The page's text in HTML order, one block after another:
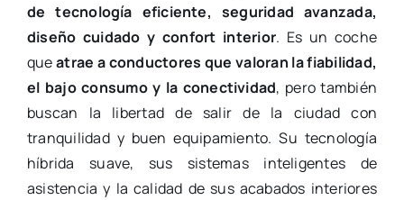
de tecnología eficiente, seguridad avanzada,
diseño cuidado y confort interior. Es un coche
queatrae a conductores que valoran la fiabilidad,
el bajo consumo y la conectividad, pero también
buscan la libertad de salir de la ciudad con
tranquilidad y buen equipamiento. Su tecnología
híbrida suave, sus sistemas inteligentes de
asistencia y la calidad de sus acabados interiores